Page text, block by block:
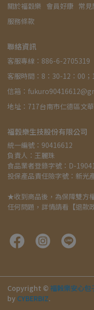
關於福穀樂 會員好康 常見
服務條款
聯絡資訊
客服專線：886-6-2705319
客服時間：8：30-12：00
信箱：
地址：717台南市仁德區文
福穀樂生技股份有限公司
統一編號：90416612
負責人：王麗珠
食品業者登錄字號：D-
投保產品責任險字號：新光
★收到商品後，為保障雙方
任何問題，詳情請看 【退款
Copyright © 福榖樂安心包
by CYBERBIZ.